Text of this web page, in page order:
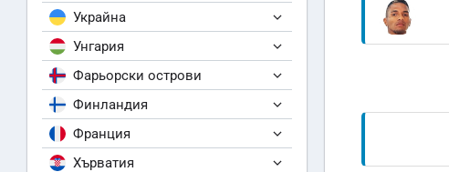
Украйна
Унгария
Фарьорски острови
Финландия
Франция
Хърватия